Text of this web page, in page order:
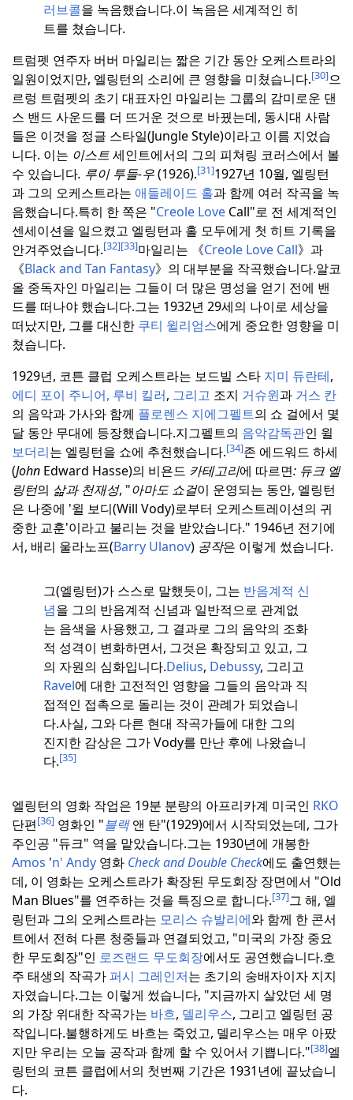
러브콜을 녹음했습니다.이 녹음은 세계적인 히
트를 쳤습니다.
트럼펫 연주자 버버 마일리는 짧은 기간 동안 오케스트라의
일원이었지만, 엘링턴의 소리에 큰 영향을 미쳤습니다.[30]으
르렁 트럼펫의 초기 대표자인 마일리는 그룹의 감미로운 댄
스 밴드 사운드를 더 뜨거운 것으로 바꿨는데, 동시대 사람
들은 이것을 정글 스타일(Jungle Style)이라고 이름 지었습
니다. 이는 이스트세인트에서의 그의 피쳐링 코러스에서 볼
수 있습니다. 루이 투들-우(1926).[31]1927년 10월, 엘링턴
과 그의 오케스트라는 애들레이드 홀과 함께 여러 작곡을 녹
음했습니다.특히 한 쪽은 "Creole Love Call"로 전 세계적인
센세이션을 일으켰고 엘링턴과 홀 모두에게 첫 히트 기록을
안겨주었습니다.[32][33]마일리는 《Creole Love Call》과
《Black and Tan Fantasy》의 대부분을 작곡했습니다.알코
올 중독자인 마일리는 그들이 더 많은 명성을 얻기 전에 밴
드를 떠나야 했습니다.그는 1932년 29세의 나이로 세상을
떠났지만, 그를 대신한 쿠티 윌리엄스에게 중요한 영향을 미
쳤습니다.
1929년, 코튼 클럽 오케스트라는 보드빌 스타 지미 듀란테,
에디 포이 주니어, 루비 킬러, 그리고 조지 거슈윈과 거스 칸
의 음악과 가사와 함께 플로렌스 지에그펠트의 쇼 걸에서 몇
달 동안 무대에 등장했습니다.지그펠트의 음악감독관인 윌
보더리는 엘링턴을 쇼에 추천했습니다.[34]존 에드워드 하세
(John Edward Hasse)의 비욘드 카테고리에 따르면: 듀크 엘
링턴의 삶과 천재성, "아마도 쇼걸이 운영되는 동안, 엘링턴
은 나중에 '윌 보디(Will Vody)로부터 오케스트레이션의 귀
중한 교훈'이라고 불리는 것을 받았습니다." 1946년 전기에
서, 배리 울라노프(Barry Ulanov) 공작은 이렇게 썼습니다.
그(엘링턴)가 스스로 말했듯이, 그는 반음계적 신
념을 그의 반음계적 신념과 일반적으로 관계없
는 음색을 사용했고, 그 결과로 그의 음악의 조화
적 성격이 변화하면서, 그것은 확장되고 있고, 그
의 자원의 심화입니다.Delius, Debussy, 그리고
Ravel에 대한 고전적인 영향을 그들의 음악과 직
접적인 접촉으로 돌리는 것이 관례가 되었습니
다.사실, 그와 다른 현대 작곡가들에 대한 그의
진지한 감상은 그가 Vody를 만난 후에 나왔습니
다.[35]
엘링턴의 영화 작업은 19분 분량의 아프리카계 미국인 RKO
단편[36] 영화인 "블랙앤 탄"(1929)에서 시작되었는데, 그가
주인공 "듀크" 역을 맡았습니다.그는 1930년에 개봉한
Amos 'n' Andy 영화 Check and Double Check에도 출연했는
데, 이 영화는 오케스트라가 확장된 무도회장 장면에서 "Old
Man Blues"를 연주하는 것을 특징으로 합니다.[37]그 해, 엘
링턴과 그의 오케스트라는 모리스 슈발리에와 함께 한 콘서
트에서 전혀 다른 청중들과 연결되었고, "미국의 가장 중요
한 무도회장"인 로즈랜드 무도회장에서도 공연했습니다.호
주 태생의 작곡가 퍼시 그레인저는 초기의 숭배자이자 지지
자였습니다.그는 이렇게 썼습니다, "지금까지 살았던 세 명
의 가장 위대한 작곡가는 바흐, 델리우스, 그리고 엘링턴 공
작입니다.불행하게도 바흐는 죽었고, 델리우스는 매우 아팠
지만 우리는 오늘 공작과 함께 할 수 있어서 기쁩니다."[38]엘
링턴의 코튼 클럽에서의 첫번째 기간은 1931년에 끝났습니
다.